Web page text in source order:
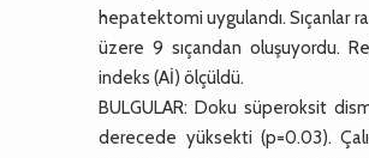
hepatektomi uygulandı. Sıçanlar
üzere 9 sıçandan oluşuyordu.
indeks (Aİ) ölçüldü.
BULGULAR: Doku süperoksit
derecede yüksekti (p=0.03).